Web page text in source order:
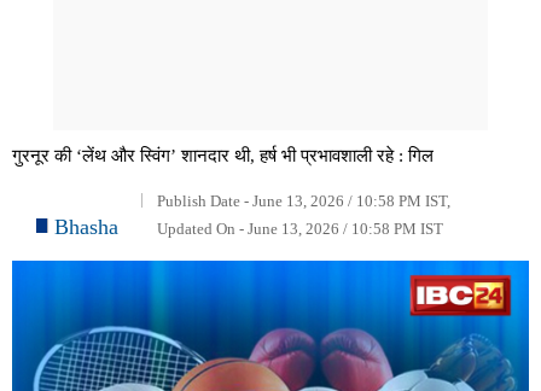
गुरनूर की ‘लेंथ और स्विंग’ शानदार थी, हर्ष भी प्रभावशाली रहे : गिल
Bhasha
Publish Date - June 13, 2026 / 10:58 PM IST,
Updated On - June 13, 2026 / 10:58 PM IST